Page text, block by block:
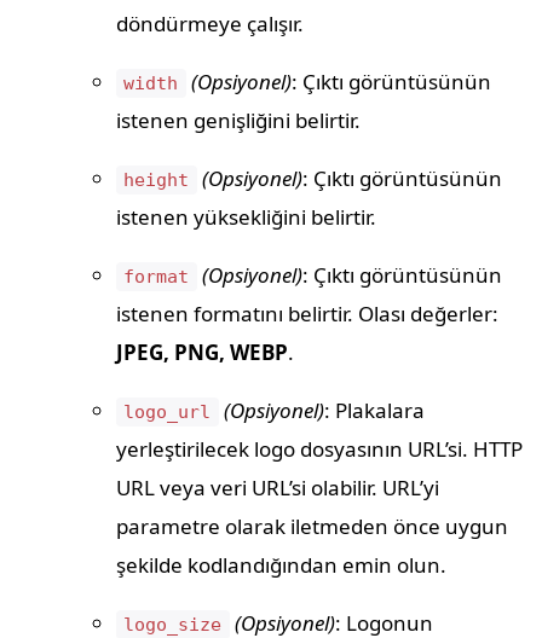
döndürmeye çalışır.
width (Opsiyonel): Çıktı görüntüsünün
istenen genişliğini belirtir.
height (Opsiyonel): Çıktı görüntüsünün
istenen yüksekliğini belirtir.
format (Opsiyonel): Çıktı görüntüsünün
istenen formatını belirtir. Olası değerler:
JPEG, PNG, WEBP.
logo_url (Opsiyonel): Plakalara
yerleştirilecek logo dosyasının URL’si. HTTP
URL veya veri URL’si olabilir. URL’yi
parametre olarak iletmeden önce uygun
şekilde kodlandığından emin olun.
logo_size (Opsiyonel): Logonun